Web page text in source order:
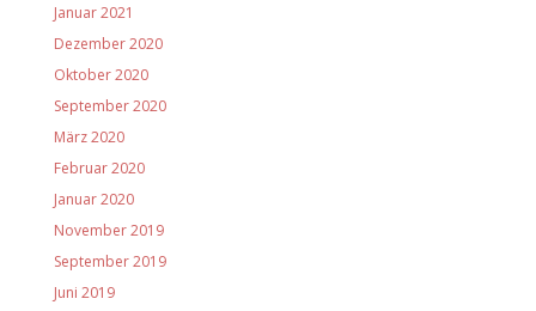
Januar 2021
Dezember 2020
Oktober 2020
September 2020
März 2020
Februar 2020
Januar 2020
November 2019
September 2019
Juni 2019